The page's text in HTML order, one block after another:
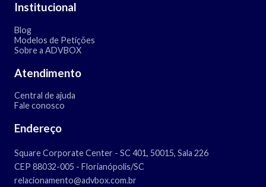
Institucional
Blog
Modelos de Petições
Sobre a ADVBOX
Atendimento
Central de ajuda
Fale conosco
Endereço
Square Corporate Center - SC 401, 50015, Sala 226
CEP 88032-005 - Florianópolis/SC
relacionamento@advbox.com.br